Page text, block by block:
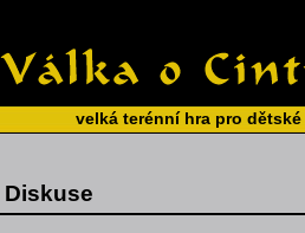
velká terénní hra pro
Diskuse